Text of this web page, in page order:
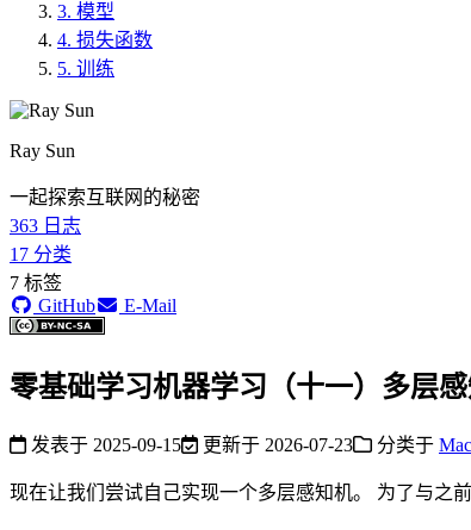
3. 模型
4. 损失函数
5. 训练
Ray Sun
一起探索互联网的秘密
363 日志
17 分类
7 标签
GitHub
E-Mail
零基础学习机器学习（十一）多层
发表于 2025-09-15 更新于 2026-07-23 分类于
现在让我们尝试自己实现一个多层感知机。 为了与之